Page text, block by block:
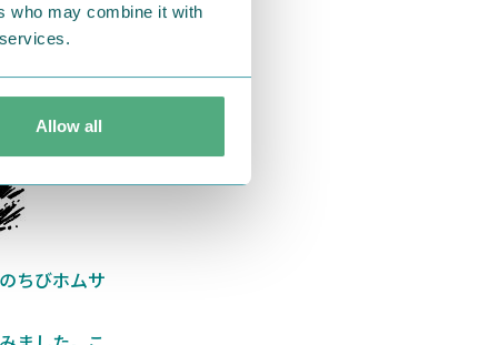
who may combine it with
Allow all
ちびホムサ